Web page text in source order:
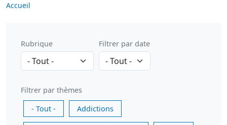
Accueil
Rubrique Filtrer par date
Filtrer par thèmes
- Tout -
Addictions